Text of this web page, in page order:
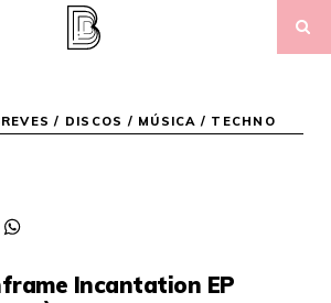
/ DISCOS / MÚSICA / TECHNO
T
t
Incantation EP